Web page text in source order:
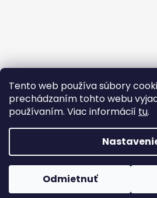
Tento web používa súbory
prechádzaním tohto webu
používaním. Viac informácií tu.
Odmietnuť
Copyright 2026WWW.FLEX.SK .